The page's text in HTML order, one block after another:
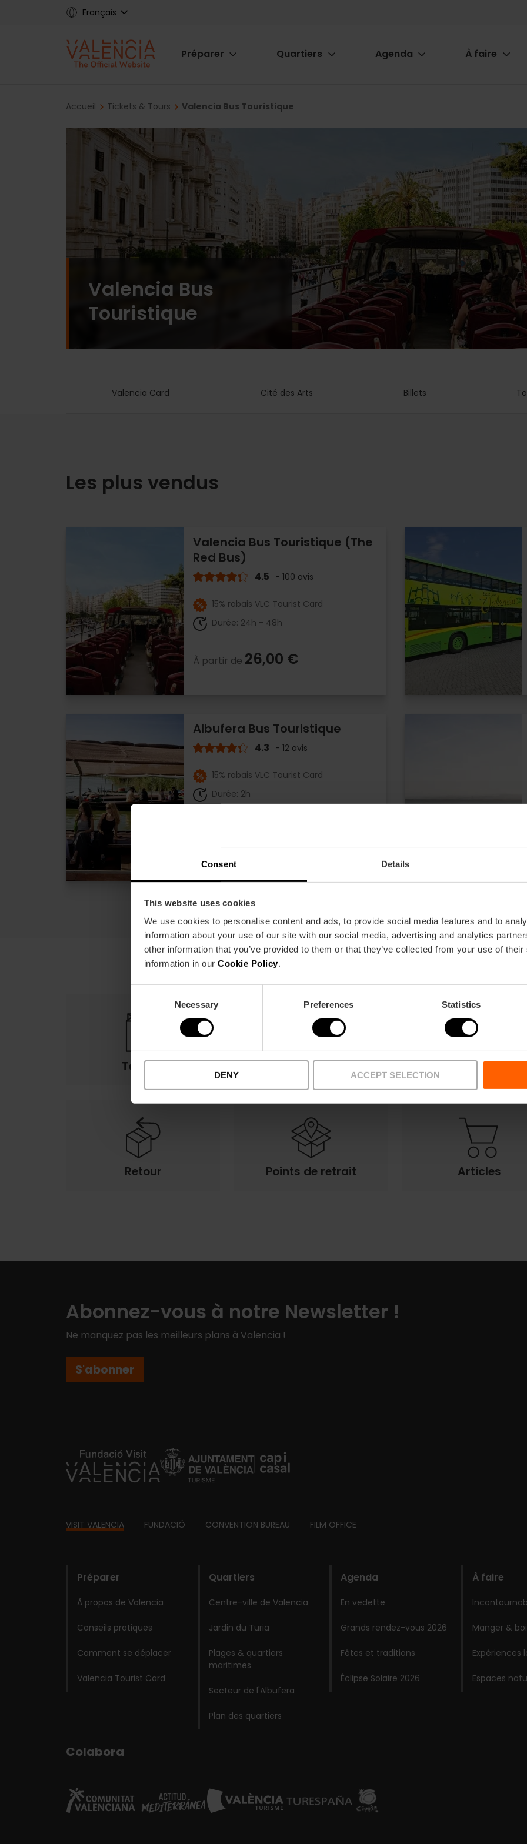
Consent Details
This website uses cookies
We use cookies to personalise content and ads, to provide social media features and to
information about your use of our site with our social media, advertising and analytics
other information that you’ve provided to them or that they’ve collected from your use of
information in our Cookie Policy.
Necessary Preferences Statistics
DENY ACCEPT SELECTION
Français
Main
Préparer Quartiers Agenda À faire
Breadcrumb
Accueil Tickets & Tours Valencia Bus Touristique
Valencia Bus
Touristique
Valencia Card Cité des Arts Billets
Les plus vendus
Valencia Bus Touristique (The
Red Bus)
4.5 - 100 avis
15% rabais VLC Tourist Card
Durée: 24h - 48h
À partir de 26,00 €
Albufera Bus Touristique
4.3 - 12 avis
15% rabais VLC Tourist Card
Durée: 2h
Termes Offres FAQs
Retour Points de retrait Articles
Abonnez-vous à notre Newsletter !
Ne manquez pas les meilleurs plans à Valencia !
S'abonner
https://fundacion.visitvalencia.com/
Footer
VISIT VALENCIA FUNDACIÓ CONVENTION BUREAU FILM OFFICE
Préparer
À propos de Valencia
Conseils pratiques
Comment se déplacer
Valencia Tourist Card
Quartiers
Centre-ville de Valencia
Jardin du Turia
Plages & quartiers
maritimes
Secteur de l'Albufera
Plan des quartiers
Agenda
En vedette
Grands rendez-vous 2026
Fêtes et traditions
Éclipse Solaire 2026
À faire
Manger &
Expériences
Espaces
Colabora